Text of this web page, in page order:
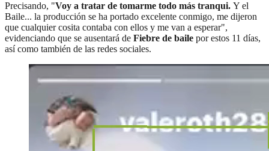
Precisando, "Voy a tratar de tomarme todo más tranqui. Y el
Baile... la producción se ha portado excelente conmigo, me dijeron
que cualquier cosita contaba con ellos y me van a esperar",
evidenciando que se ausentará de Fiebre de baile por estos 11 días,
así como también de las redes sociales.